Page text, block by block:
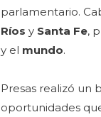
parlamentario.
Ríos y Santa Fe,
y el mundo.
Presas realizó un
oportunidades